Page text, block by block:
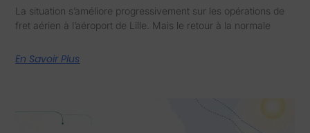
La situation s’améliore progressivement sur les opérations de
fret aérien à l’aéroport de Lille. Mais le retour à la normale
En Savoir Plus